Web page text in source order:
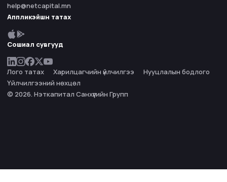
help@netcapital.mn
Аппликэйшн татах
Сошиал сувгууд
Лого татах Харилцагчийн үйлчилгээ
Нууцлалын бодлого
Үйлчилгээний нөхцөл
© 2026. Нэткапитал Санхүүгийн Групп